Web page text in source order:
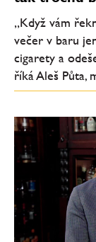
„Když vám
večer v baru
cigarety a
říká Aleš Půta,